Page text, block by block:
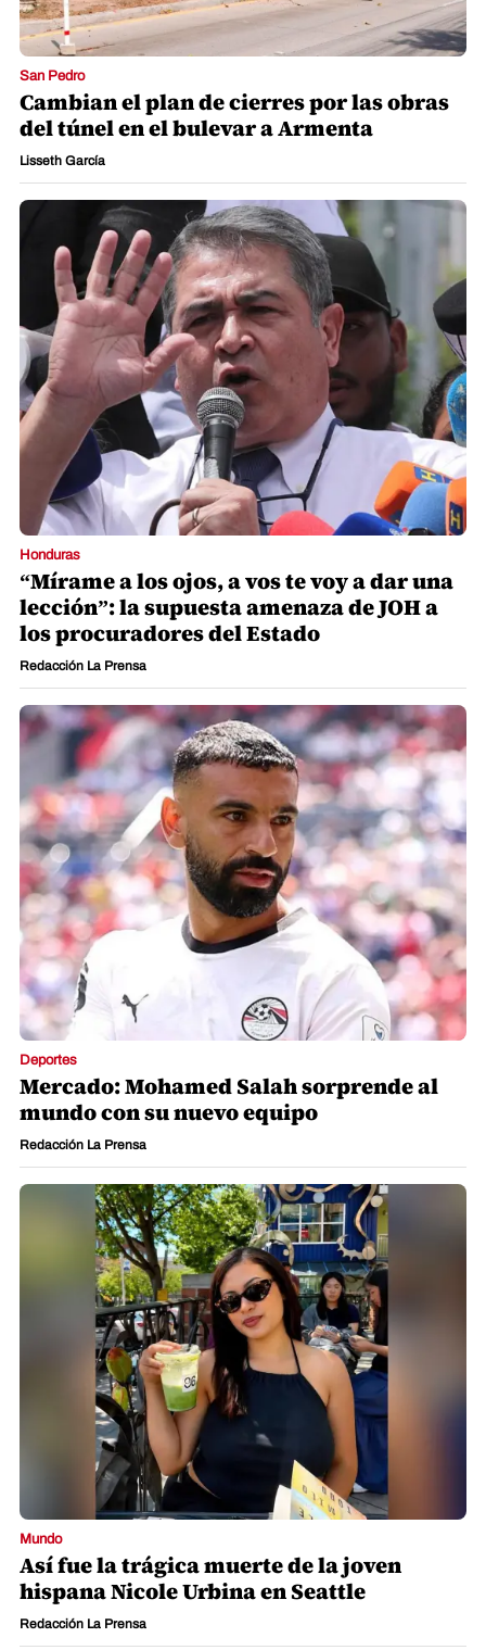
San Pedro
Cambian el plan de cierres por las obras
del túnel en el bulevar a Armenta
Lisseth García
Honduras
“Mírame a los ojos, a vos te voy a dar una
lección”: la supuesta amenaza de JOH a
los procuradores del Estado
Redacción La Prensa
Deportes
Mercado: Mohamed Salah sorprende al
mundo con su nuevo equipo
Redacción La Prensa
Mundo
Así fue la trágica muerte de la joven
hispana Nicole Urbina en Seattle
Redacción La Prensa